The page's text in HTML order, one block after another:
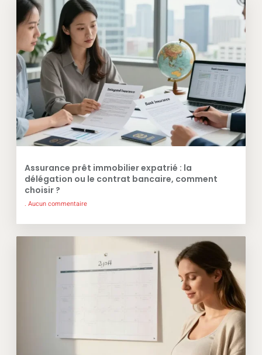
Assurance prêt immobilier expatrié : la
délégation ou le contrat bancaire, comment
choisir ?
Aucun commentaire